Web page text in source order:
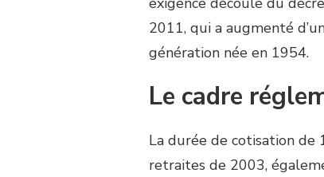
2011, qui a augmenté
génération née en 1954.
Le cadre
La durée de cotisation
retraites de 2003,